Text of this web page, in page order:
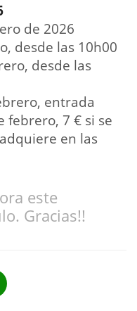
de 2026
desde las 10h00
desde las
entrada
febrero, 7 € si se
en las
este
Gracias!!